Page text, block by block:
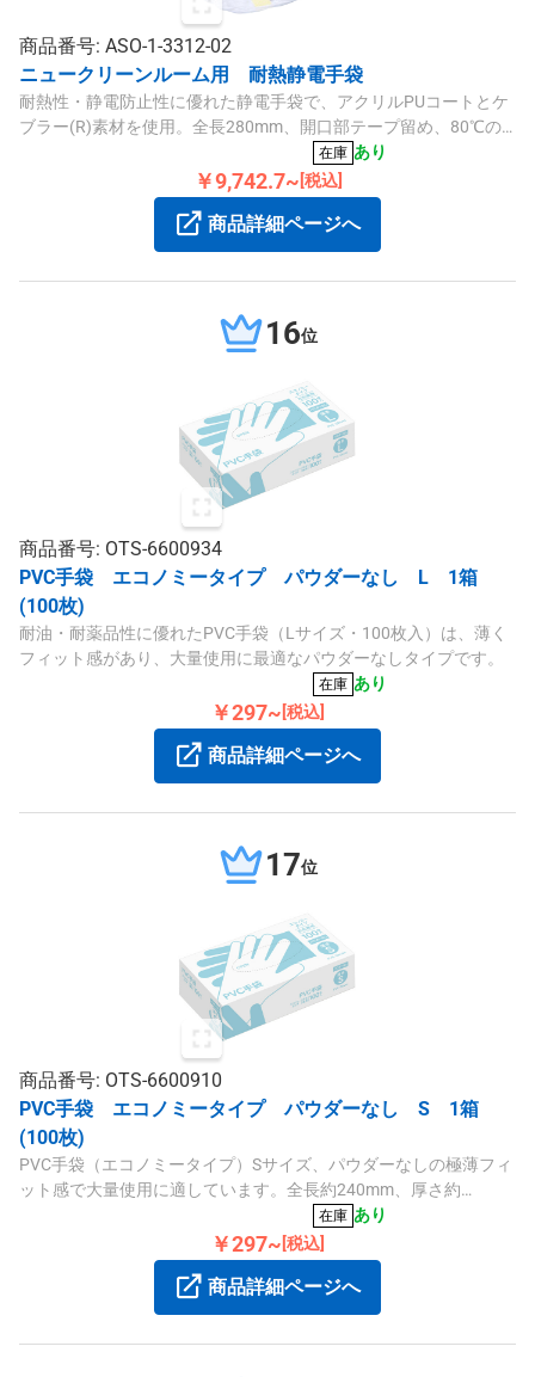
商品番号: ASO-1-3312-02
ニュークリーンルーム用 耐熱静電手袋
耐熱性・静電防止性に優れた静電手袋で、アクリルPUコートとケ
ブラー(R)素材を使用。全長280mm、開口部テープ留め、80℃の
耐熱温度の甲材と500℃の掌材質を備え、安全な作業環境に適して
在庫 あり
￥9,742.7~ [税込]
商品詳細ページへ
16位
商品番号: OTS-6600934
PVC手袋 エコノミータイプ パウダーなし L 1箱
(100枚)
耐油・耐薬品性に優れたPVC手袋（Lサイズ・100枚入）は、薄く
フィット感があり、大量使用に最適なパウダーなしタイプです。
在庫 あり
￥297~ [税込]
商品詳細ページへ
17位
商品番号: OTS-6600910
PVC手袋 エコノミータイプ パウダーなし S 1箱
(100枚)
PVC手袋（エコノミータイプ）Sサイズ、パウダーなしの極薄フィ
ット感で大量使用に適しています。全長約240mm、厚さ約
在庫 あり
￥297~ [税込]
商品詳細ページへ